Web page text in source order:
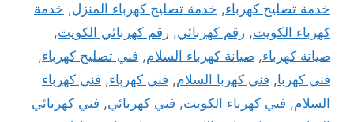
خدمة تصليح كهرباء, خدمة تصليح كهرباء المنزل, خدمة
كهرباء الكويت, رقم كهربائي, رقم كهربائي الكويت,
صيانة كهرباء, صيانة كهرباء السلام, فني تصليح كهرباء,
فني كهربا, فني كهربا السلام, فني كهرباء, فني كهرباء
السلام, فني كهرباء الكويت, فني كهربائي, فني كهربائي